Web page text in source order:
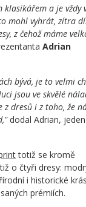
klasikářem a je vždy
mohl vyhrát, zítra
z čehož máme
Adrian
bývá, je to velmi
jsou ve skvělé
dresů i z toho, že
dodal Adrian,
totiž se kromě
o čtyři dresy:
i historické
prémiích.